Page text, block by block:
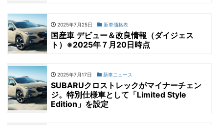
2025年7月25日 新車価格表
国産車 デビュー＆改良情報（ダイジェス
ト）※2025年７月20日時点
2025年7月17日 新車ニュース
SUBARUクロストレックがマイナーチェン
ジ。特別仕様車として「Limited Style
Edition」を設定